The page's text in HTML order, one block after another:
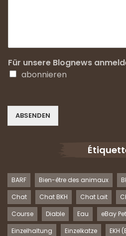
Für unsere Blognews
abonnieren
ABSENDEN
BARF Bien-être des animaux
Chat
Chat BKH Chat Lait
Course
Diable Eau
eBay
Einzelhaltung
Einzelkatze EKH